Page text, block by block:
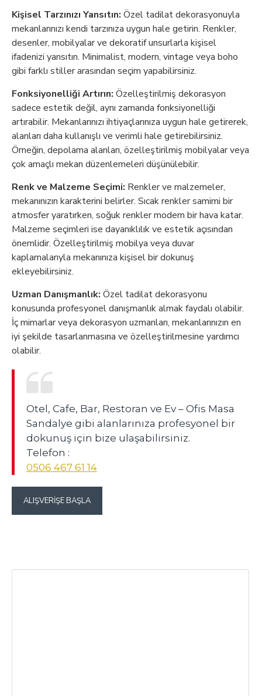
Kişisel Tarzınızı Yansıtın: Özel tadilat dekorasyonuyla
mekanlarınızı kendi tarzınıza uygun hale getirin. Renkler,
desenler, mobilyalar ve dekoratif unsurlarla kişisel
ifadenizi yansıtın. Minimalist, modern, vintage veya boho
gibi farklı stiller arasından seçim yapabilirsiniz.
Fonksiyonelliği Artırın: Özelleştirilmiş dekorasyon
sadece estetik değil, aynı zamanda fonksiyonelliği
artırabilir. Mekanlarınızı ihtiyaçlarınıza uygun hale getirerek,
alanları daha kullanışlı ve verimli hale getirebilirsiniz.
Örneğin, depolama alanları, özelleştirilmiş mobilyalar veya
çok amaçlı mekan düzenlemeleri düşünülebilir.
Renk ve Malzeme Seçimi: Renkler ve malzemeler,
mekanınızın karakterini belirler. Sıcak renkler samimi bir
atmosfer yaratırken, soğuk renkler modern bir hava katar.
Malzeme seçimleri ise dayanıklılık ve estetik açısından
önemlidir. Özelleştirilmiş mobilya veya duvar
kaplamalarıyla mekanınıza kişisel bir dokunuş
ekleyebilirsiniz.
Uzman Danışmanlık: Özel tadilat dekorasyonu
konusunda profesyonel danışmanlık almak faydalı olabilir.
İç mimarlar veya dekorasyon uzmanları, mekanlarınızın en
iyi şekilde tasarlanmasına ve özelleştirilmesine yardımcı
olabilir.
Otel, Cafe, Bar, Restoran ve Ev – Ofis Masa
Sandalye gibi alanlarınıza profesyonel bir
dokunuş için bize ulaşabilirsiniz.
Telefon :
0506 467 61 14
ALIŞVERIŞE BAŞLA